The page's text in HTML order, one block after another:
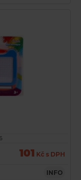
101 Kč s DPH
INFO